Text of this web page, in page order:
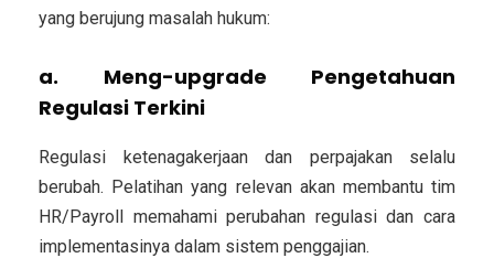
yang berujung masalah hukum:
a. Meng-upgrade Pengetahuan
Regulasi Terkini
Regulasi ketenagakerjaan dan perpajakan selalu
berubah. Pelatihan yang relevan akan membantu tim
HR/Payroll memahami perubahan regulasi dan cara
implementasinya dalam sistem penggajian.